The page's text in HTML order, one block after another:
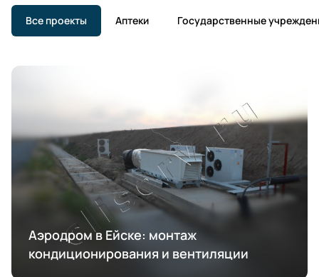
Все проекты Аптеки Государственные
Аэродром в Ейске: монтаж
кондиционирования и вентиляции